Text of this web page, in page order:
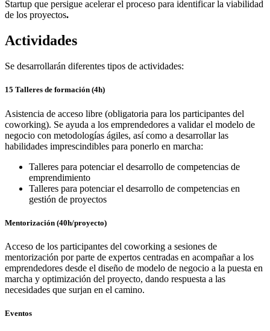
Startup que persigue acelerar el proceso para identificar la viabilidad
de los proyectos.
Actividades
Se desarrollarán diferentes tipos de actividades:
15 Talleres de formación (4h)
Asistencia de acceso libre (obligatoria para los participantes del
coworking). Se ayuda a los emprendedores a validar el modelo de
negocio con metodologías ágiles, así como a desarrollar las
habilidades imprescindibles para ponerlo en marcha:
Talleres para potenciar el desarrollo de competencias de
emprendimiento
Talleres para potenciar el desarrollo de competencias en
gestión de proyectos
Mentorización (40h/proyecto)
Acceso de los participantes del coworking a sesiones de
mentorización por parte de expertos centradas en acompañar a los
emprendedores desde el diseño de modelo de negocio a la puesta en
marcha y optimización del proyecto, dando respuesta a las
necesidades que surjan en el camino.
Eventos